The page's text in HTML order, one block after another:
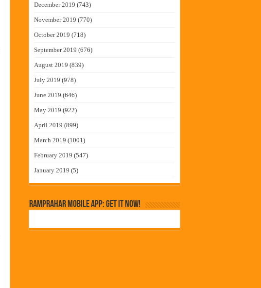
December 2019 (743)
November 2019 (770)
October 2019 (718)
September 2019 (676)
August 2019 (839)
July 2019 (978)
June 2019 (646)
May 2019 (922)
April 2019 (899)
March 2019 (1001)
February 2019 (547)
January 2019 (5)
RamPrahar Mobile App: Get it Now!